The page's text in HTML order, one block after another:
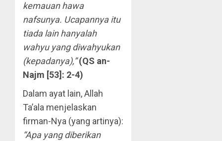
kemauan hawa
nafsunya. Ucapannya itu
tiada lain hanyalah
wahyu yang diwahyukan
(kepadanya),” (QS an-
Najm [53]: 2-4)
Dalam ayat lain, Allah
Ta’ala menjelaskan
firman-Nya (yang artinya):
“Apa yang diberikan